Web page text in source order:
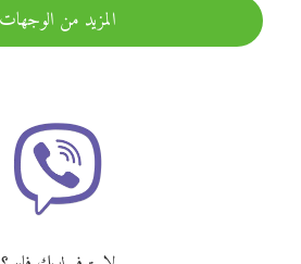
المزيد من الوجهات